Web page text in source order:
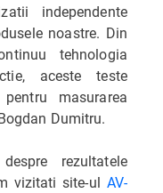
independente
noastre. Din
tehnologia
aceste teste
masurarea
Dumitru.
rezultatele
vizitati site-ul AV-